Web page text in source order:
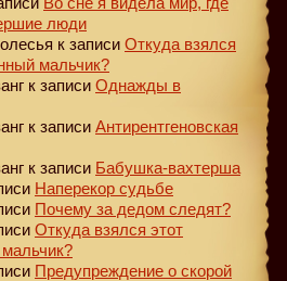
люди
к записи Откуда взялся
мальчик?
к записи Однажды в
к записи Антирентгеновская
к записи Бабушка-вахтерша
Наперекор судьбе
Почему за дедом следят?
Откуда взялся этот
Предупреждение о скорой